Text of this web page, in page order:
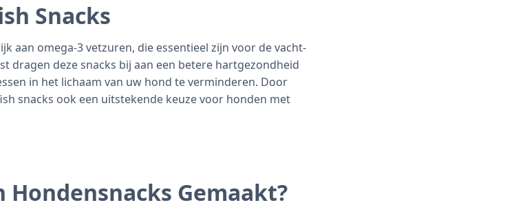
Snacks
aan omega-3 vetzuren, die essentieel zijn voor de vacht-
dragen deze snacks bij aan een betere hartgezondheid
in het lichaam van uw hond te verminderen. Door
snacks ook een uitstekende keuze voor honden met
Hondensnacks Gemaakt?